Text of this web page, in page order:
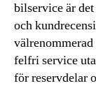
bilservice är
och
felfri service
för reservdelar